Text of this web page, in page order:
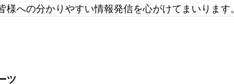
様への分かりやすい情報発信を心がけてまいります
ツ